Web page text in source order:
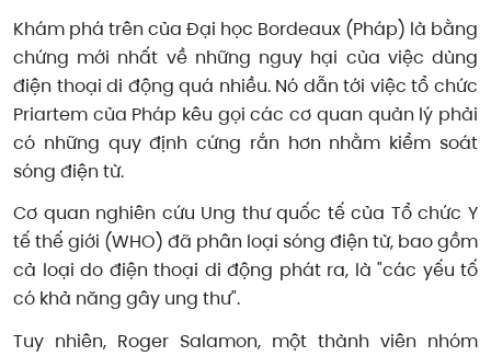
Khám phá trên của Đại học Bordeaux (Pháp) là bằng
chứng mới nhất về những nguy hại của việc dùng
điện thoại di động quá nhiều. Nó dẫn tới việc tổ chức
Priartem của Pháp kêu gọi các cơ quan quản lý phải
có những quy định cứng rắn hơn nhằm kiểm soát
sóng điện từ.
Cơ quan nghiên cứu Ung thư quốc tế của Tổ chức Y
tế thế giới (WHO) đã phân loại sóng điện từ, bao gồm
cả loại do điện thoại di động phát ra, là "các yếu tố
có khả năng gây ung thư".
Tuy nhiên, Roger Salamon, một thành viên nhóm